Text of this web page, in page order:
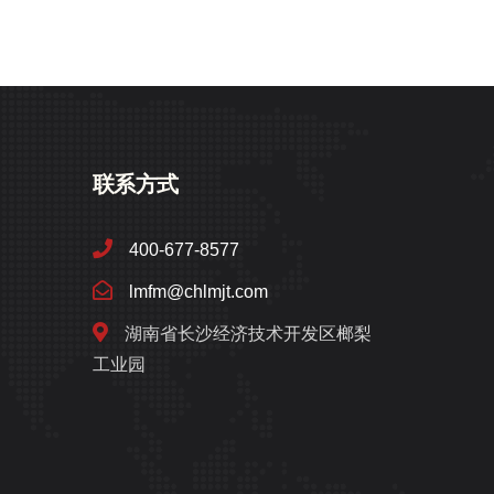
联系方式
400-677-8577
lmfm@chlmjt.com
湖南省长沙经济技术开发区榔梨
工业园